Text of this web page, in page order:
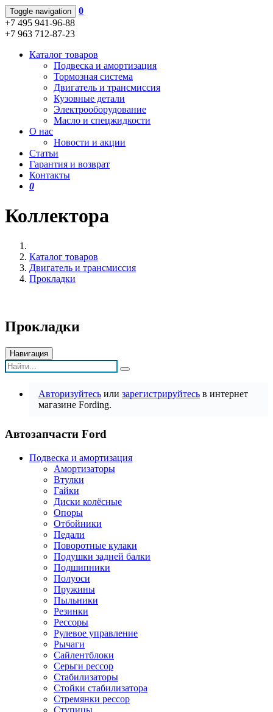
Toggle navigation
0
+7 495 941-96-88
+7 963 712-87-23
Каталог товаров
Подвеска и амортизация
Тормозная система
Двигатель и трансмиссия
Кузовные детали
Электрооборудование
Масло и спецжидкости
О нас
Новости и акции
Статьи
Гарантия и возврат
Контакты
0
Коллектора
Каталог товаров
Двигатель и трансмиссия
Прокладки
Прокладки
Навигация
Авторизуйтесь или зарегистрируйтесь в интернет
магазине Fording.
Автозапчасти Ford
Подвеска и амортизация
Амортизаторы
Втулки
Гайки
Диски колёсные
Опоры
Отбойники
Педали
Поворотные кулаки
Подушки задней балки
Подшипники
Полуоси
Пружины
Пыльники
Резинки
Рессоры
Рулевое управление
Рычаги
Сайлентблоки
Серьги рессор
Стабилизаторы
Стойки стабилизатора
Стремянки рессор